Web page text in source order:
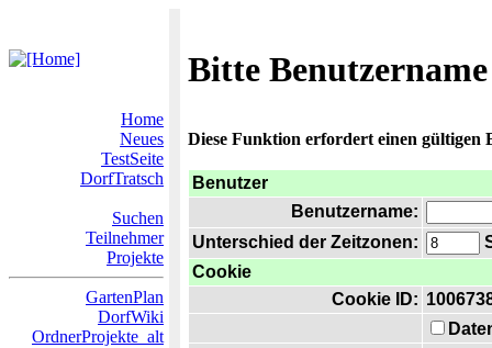
Bitte
Home
Neues
TestSeite
DorfTratsch
Suchen
Teilnehmer
Projekte
GartenPlan
DorfWiki
OrdnerProjekte_alt
Diese Funktion erfordert einen gültigen
Benutzer
Benutzername:
Unterschied der Zeitzonen:
Cookie
Cookie ID: